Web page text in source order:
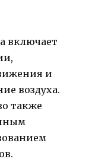
включает
и
воздуха.
также